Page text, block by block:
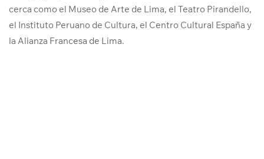
cerca como el Museo de Arte de Lima, el Teatro Pirandello,
el Instituto Peruano de Cultura, el Centro Cultural España y
la Alianza Francesa de Lima.